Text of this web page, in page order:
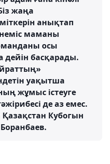
жаңа
анықтап
маманы
осы
басқарады.
уақытша
жұмыс істеуге
де аз емес.
Кубогын
Боранбаев.